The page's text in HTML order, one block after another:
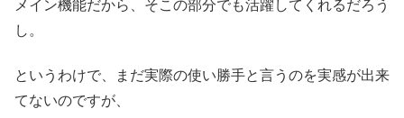
メイン機能だから、そこの部分でも活躍してくれるだろう
し。
というわけで、まだ実際の使い勝手と言うのを実感が出来
てないのですが、